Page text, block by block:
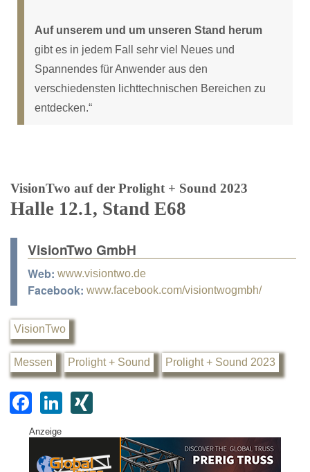
Auf unserem und um unseren Stand herum
gibt es in jedem Fall sehr viel Neues und
Spannendes für Anwender aus den
verschiedensten lichttechnischen Bereichen zu
entdecken.“
VisionTwo auf der Prolight + Sound 2023
Halle 12.1, Stand E68
VisionTwo GmbH
Web: www.visiontwo.de
Facebook: www.facebook.com/visiontwogmbh/
VisionTwo
Messen Prolight + Sound Prolight + Sound 2023
F
a
c
Li
k
G
Anzeige